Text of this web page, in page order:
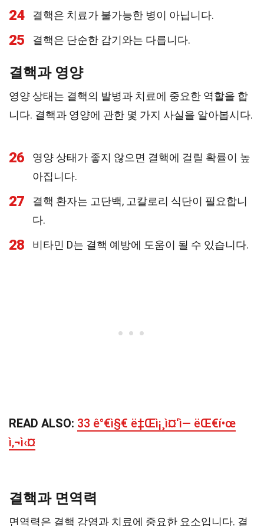
24 결핵은 치료가 불가능한 병이 아닙니다.
25 결핵은 단순한 감기와는 다릅니다.
결핵과 영양
영양 상태는 결핵의 발병과 치료에 중요한 역할을 합
니다. 결핵과 영양에 관한 몇 가지 사실을 알아봅시다.
26
영양 상태가 좋지 않으면 결핵에 걸릴 확률이 높
아집니다.
27
결핵 환자는 고단백, 고칼로리 식단이 필요합니
다.
28 비타민 D는 결핵 예방에 도움이 될 수 있습니다.
READ ALSO: 33 ê°€ì§€ ë‡Œì¡¸ì¤‘ì— ëŒ€í•œ
ì‚¬ì‹¤
결핵과 면역력
면역력은 결핵 감염과 치료에 중요한 요소입니다. 결